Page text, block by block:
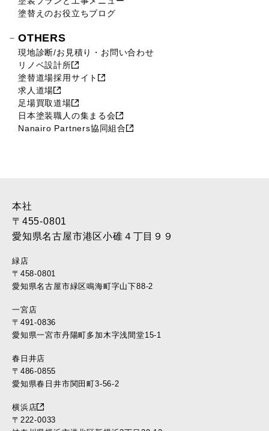
2018年1月 (10)
2017年11月 (9)
2017年10月 (12)
2017年9月 (23)
2017年8月 (23)
2017年7月 (11)
2017年6月 (21)
2017年5月 (17)
2016年12月 (37)
2016年11月 (39)
2016年10月 (37)
2016年8月 (30)
2016年7月 (40)
2016年5月 (34)
2016年4月 (35)
2016年3月 (17)
2016年2月 (22)
2016年1月 (10)
2015年12月 (11)
2015年11月 (11)
2015年10月 (12)
塗替えのお役立ちブログ
OTHERS
現地診断/お見積り・お問い合わせ
リノベ設計所
塗替道場採用サイト
求人道場
足場買取道場
日本塗装職人の集まる会
Nanairo Partners協同組合
本社
〒455-0801
愛知県名古屋市港区小碓４丁目９９
緑店
〒458-0801
愛知県名古屋市緑区鳴海町字山下88-2
一宮店
〒491-0836
愛知県一宮市丹陽町多加木字浅間堂15-1
春日井店
〒486-0855
愛知県春日井市関田町3-56-2
横浜店
〒222-0033